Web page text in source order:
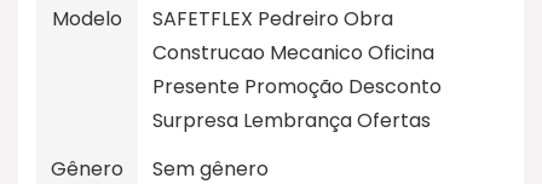
Modelo
SAFETFLEX Pedreiro Obra
Construcao Mecanico Oficina
Presente Promoção Desconto
Surpresa Lembrança Ofertas
Gênero
Sem gênero